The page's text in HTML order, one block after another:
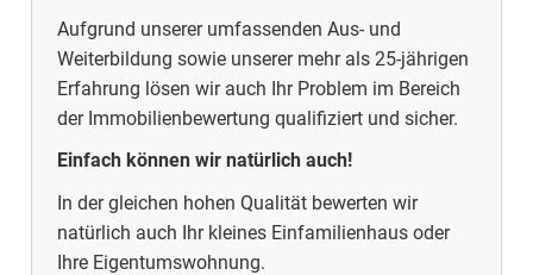
Aufgrund unserer umfassenden Aus- und
Weiterbildung sowie unserer mehr als 25-jährigen
Erfahrung lösen wir auch Ihr Problem im Bereich
der Immobilienbewertung qualifiziert und sicher.
Einfach können wir natürlich auch!
In der gleichen hohen Qualität bewerten wir
natürlich auch Ihr kleines Einfamilienhaus oder
Ihre Eigentumswohnung.